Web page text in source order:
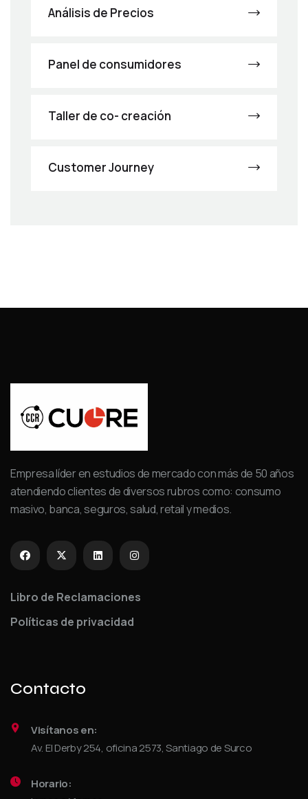
Análisis de Precios
Panel de consumidores
Taller de co- creación
Customer Journey
Empresa líder en estudios de mercado con más de 50 años
atendiendo clientes de diversos rubros como: consumo
masivo, banca, seguros, salud, retail y medios.
Libro de Reclamaciones
Políticas de privacidad
Contacto
Visítanos en:
Av. El Derby 254, oficina 2573, Santiago de Surco
Horario: